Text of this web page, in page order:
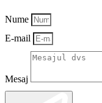
Nume
E-mail
Mesaj